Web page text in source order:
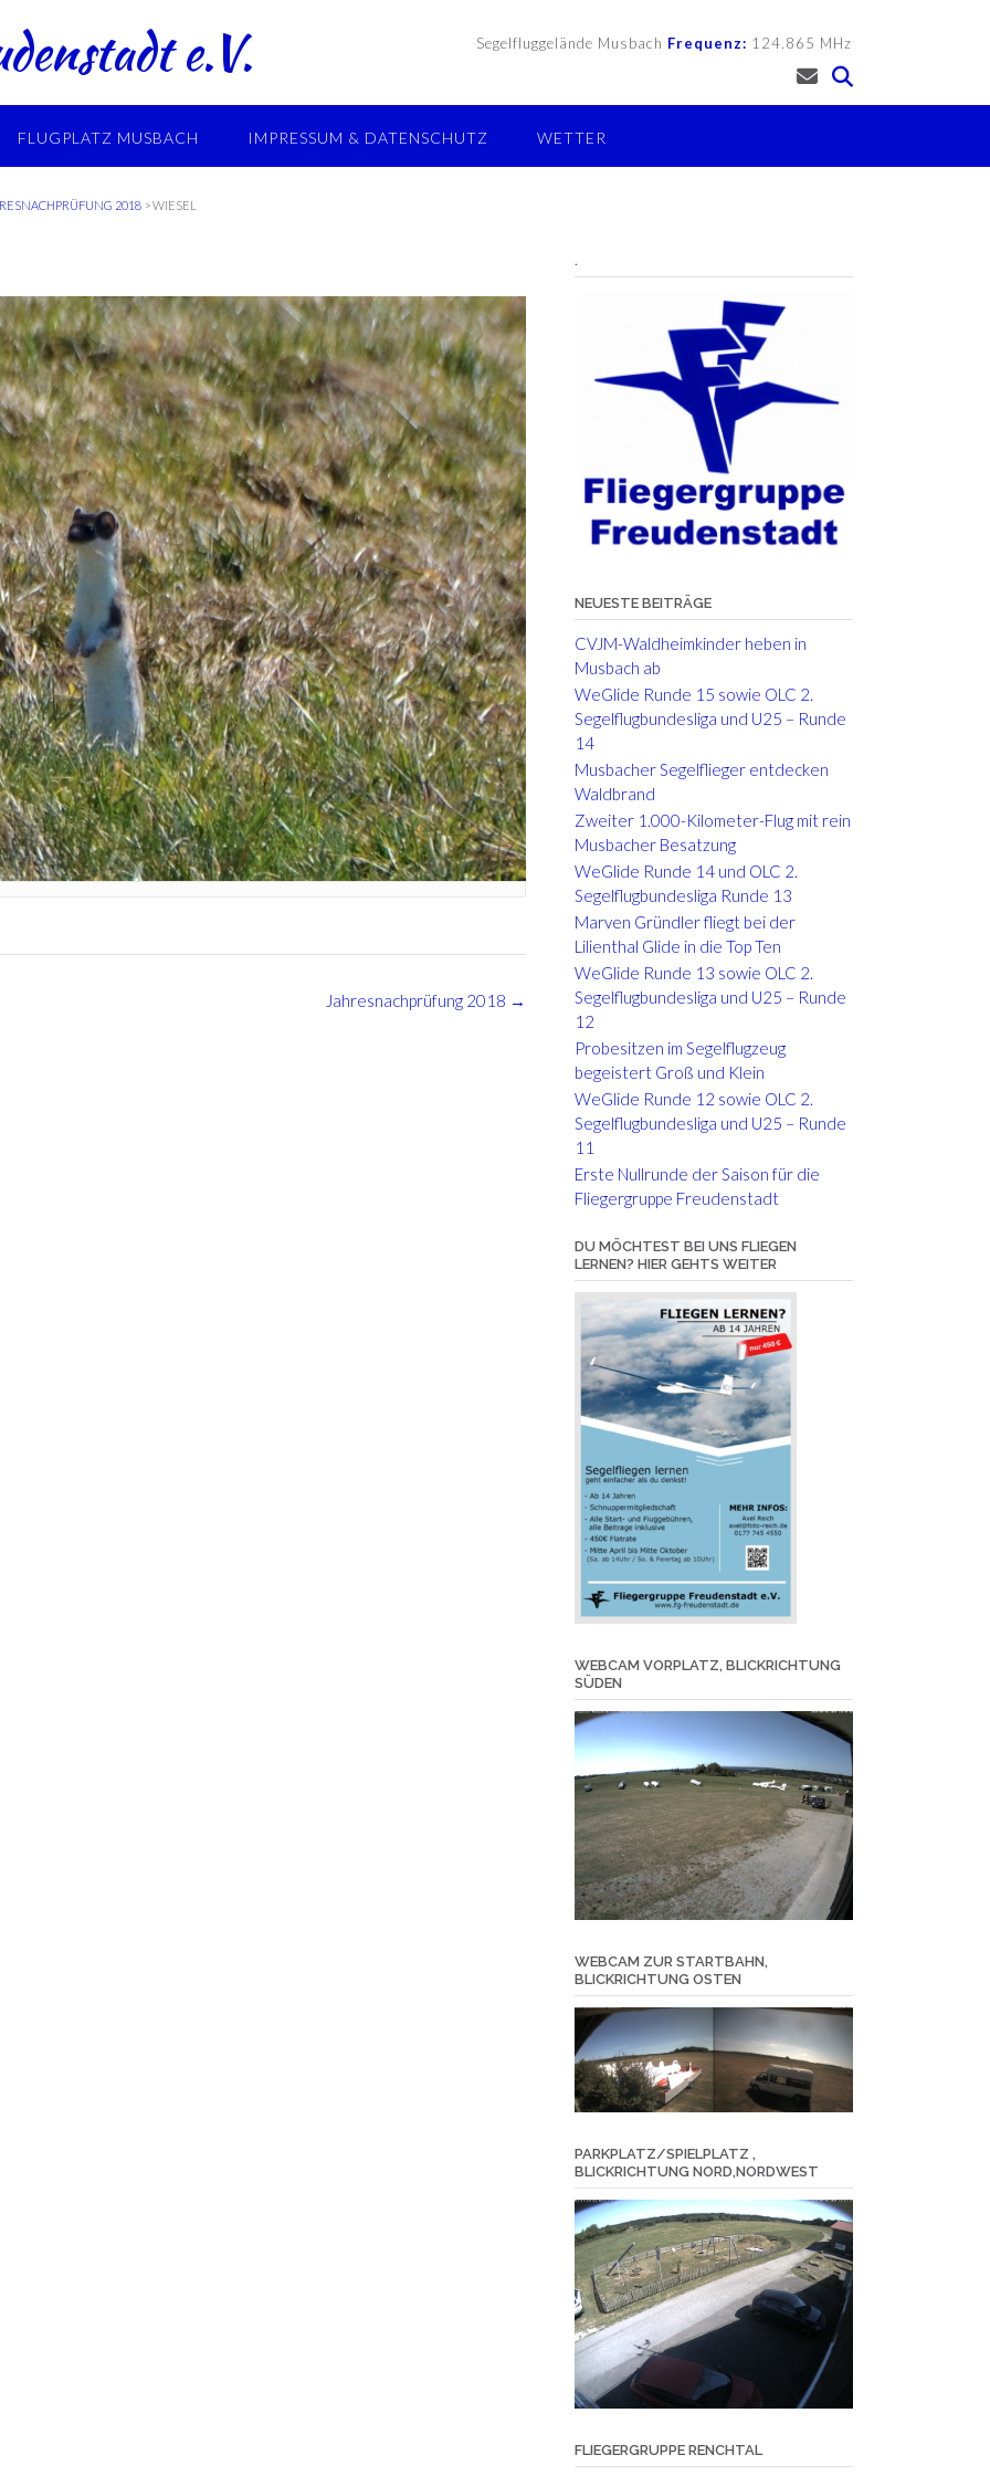
e.V. Segelfluggelände Musbach Frequenz: 124.865 MHz
FLUGPLATZ MUSBACH IMPRESSUM & DATENSCHUTZ WETTER
2018 >WIESEL
Jahresnachprüfung 2018 →
.
NEUESTE BEITRÄGE
CVJM-Waldheimkinder heben in
Musbach ab
WeGlide Runde 15 sowie OLC 2.
Segelflugbundesliga und U25 – Runde
14
Musbacher Segelflieger entdecken
Waldbrand
Zweiter 1.000-Kilometer-Flug mit rein
Musbacher Besatzung
WeGlide Runde 14 und OLC 2.
Segelflugbundesliga Runde 13
Marven Gründler fliegt bei der
Lilienthal Glide in die Top Ten
WeGlide Runde 13 sowie OLC 2.
Segelflugbundesliga und U25 – Runde
12
Probesitzen im Segelflugzeug
begeistert Groß und Klein
WeGlide Runde 12 sowie OLC 2.
Segelflugbundesliga und U25 – Runde
11
Erste Nullrunde der Saison für die
Fliegergruppe Freudenstadt
DU MÖCHTEST BEI UNS FLIEGEN
LERNEN? HIER GEHTS WEITER
WEBCAM VORPLATZ, BLICKRICHTUNG
SÜDEN
WEBCAM ZUR STARTBAHN,
BLICKRICHTUNG OSTEN
PARKPLATZ/SPIELPLATZ ,
BLICKRICHTUNG NORD,NORDWEST
FLIEGERGRUPPE RENCHTAL